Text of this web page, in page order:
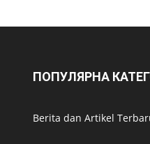
ПОПУЛЯРНА
Berita dan Artikel